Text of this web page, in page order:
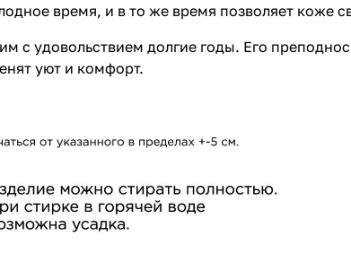
время, и в то же время позволяет коже
с удовольствием долгие годы. Его
уют и комфорт.